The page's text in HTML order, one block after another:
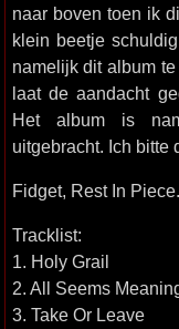
naar boven toen ik
klein beetje
namelijk dit album
laat de aandacht
Het album is
uitgebracht. Ich bitte
Fidget, Rest In Piece.
Tracklist:
1. Holy Grail
2. All Seems
3. Take Or Leave